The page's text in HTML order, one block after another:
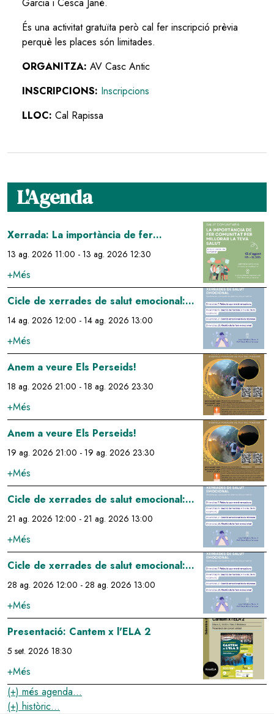
És una activitat gratuïta però cal fer inscripció prèvia
perquè les places són limitades.
ORGANITZA: AV Casc Antic
INSCRIPCIONS: Inscripcions
LLOC: Cal Rapissa
L'Agenda
Xerrada: La importància de fer
comunitat per millorar la teva salut
13 ag. 2026 11:00 - 13 ag. 2026 12:30
+Més
Image
Cicle de xerrades de salut emocional:
gestió de l'estrés a través de la
respiració
14 ag. 2026 12:00 - 14 ag. 2026 13:00
+Més
Image
Anem a veure Els Perseids!
18 ag. 2026 21:00 - 18 ag. 2026 23:30
+Més
Image
Anem a veure Els Perseids!
19 ag. 2026 21:00 - 19 ag. 2026 23:30
+Més
Image
Cicle de xerrades de salut emocional:
gestió emocional de la tristesa
21 ag. 2026 12:00 - 21 ag. 2026 13:00
+Més
Image
Cicle de xerrades de salut emocional:
gestió de la fam emocional
28 ag. 2026 12:00 - 28 ag. 2026 13:00
+Més
Image
Presentació: Cantem x l'ELA 2
5 set. 2026 18:30
+Més
Image
(+) més agenda...
(+) històric...